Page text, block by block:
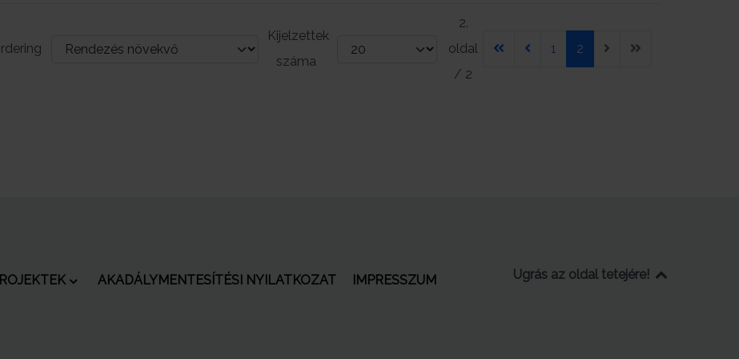
Kijelzettek
száma
2.
oldal
/ 2
1 2
AKADÁLYMENTESÍTÉSI NYILATKOZAT IMPRESSZUM Ugrás az oldal tetejére!